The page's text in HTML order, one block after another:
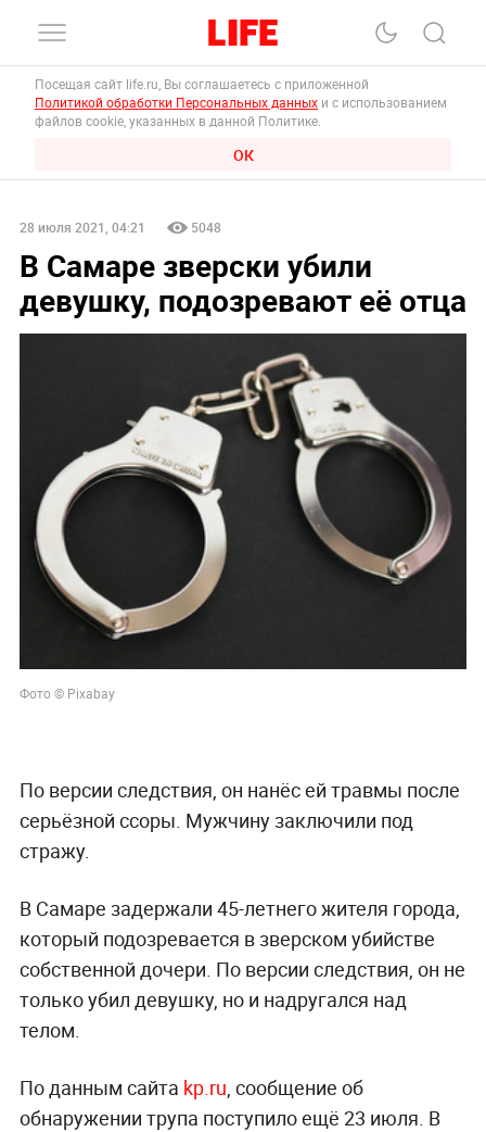
Посещая сайт life.ru, Вы соглашаетесь с приложенной
Политикой обработки Персональных данных и с использованием
файлов cookie, указанных в данной Политике.
ОК
28 июля 2021, 04:21 5048
В Самаре зверски убили
девушку, подозревают её отца
Фото © Pixabay
По версии следствия, он нанёс ей травмы после
серьёзной ссоры. Мужчину заключили под
стражу.
В Самаре задержали 45-летнего жителя города,
который подозревается в зверском убийстве
собственной дочери. По версии следствия, он не
только убил девушку, но и надругался над
телом.
По данным сайта kp.ru, сообщение об
обнаружении трупа поступило ещё 23 июля. В